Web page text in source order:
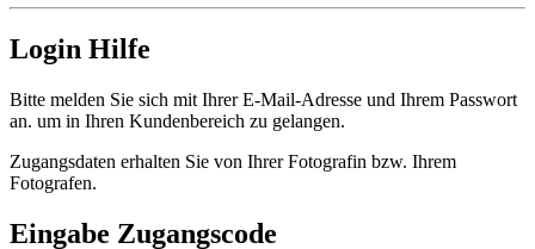
Login Hilfe
Bitte melden Sie sich mit Ihrer E-Mail-Adresse und Ihrem Passwort
an. um in Ihren Kundenbereich zu gelangen.
Zugangsdaten erhalten Sie von Ihrer Fotografin bzw. Ihrem
Fotografen.
Eingabe Zugangscode